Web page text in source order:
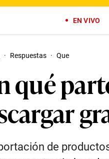
EN VIVO
· Respuestas · Que
qué
de